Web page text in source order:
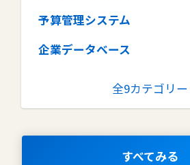
予算管理システム
企業データベース
コラボレーションツール
ナレッジマネジメントツール
全9カテゴリー
すべてみる